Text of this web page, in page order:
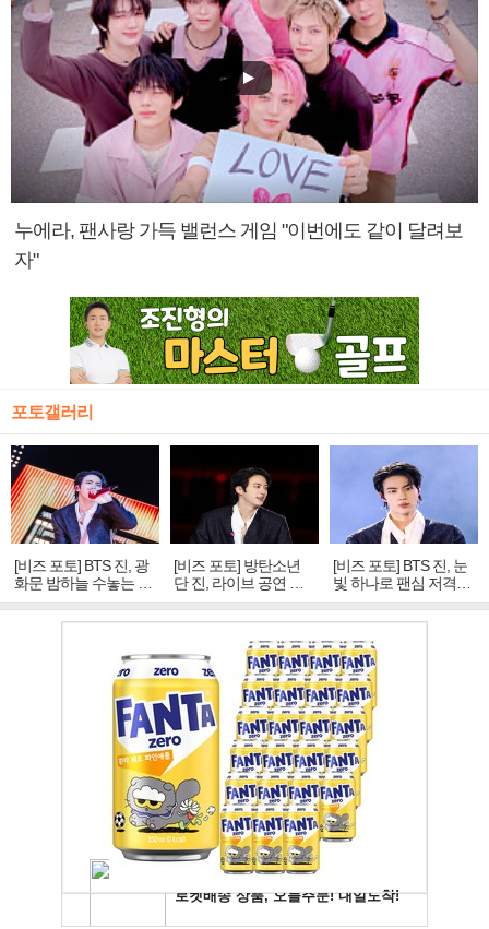
누에라, 팬사랑 가득 밸런스 게임 "이번에도 같이 달려보
자"
포토갤러리
[비즈 포토] BTS 진, 광
화문 밤하늘 수놓는 '비
주얼 킹'의 열창
[비즈 포토] 방탄소년
단 진, 라이브 공연 중
빛나는 독보적 아우라
[비즈 포토] BTS 진, 눈
빛 하나로 팬심 저격…
독보적 카리스마